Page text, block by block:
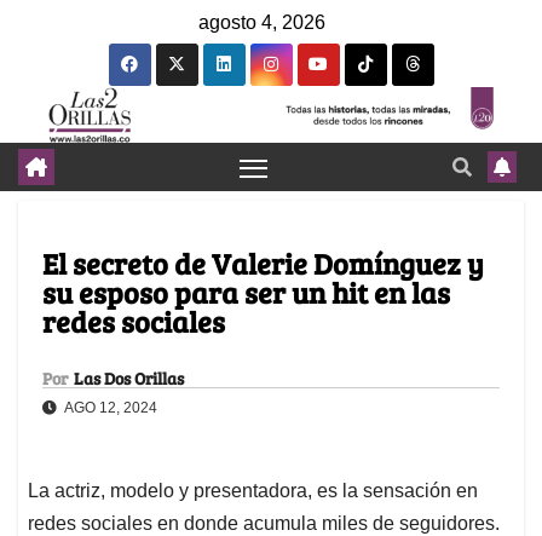
agosto 4, 2026
El secreto de Valerie Domínguez y
su esposo para ser un hit en las
redes sociales
Por Las Dos Orillas
AGO 12, 2024
La actriz, modelo y presentadora, es la sensación en
redes sociales en donde acumula miles de seguidores.